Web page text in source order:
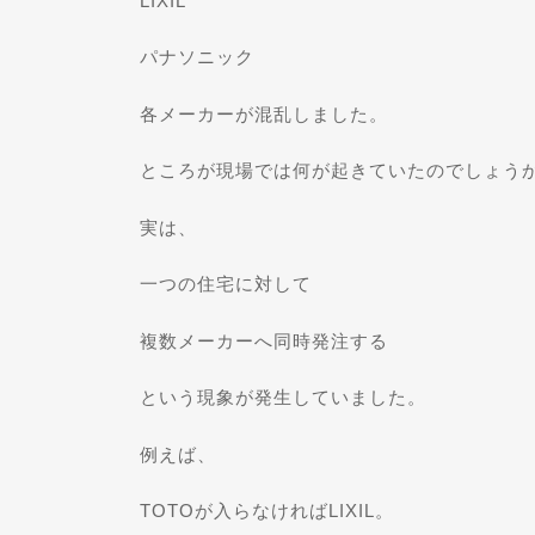
パナソニック
各メーカーが混乱しました。
ところが現場では何が起きていたのでしょう
実は、
一つの住宅に対して
複数メーカーへ同時発注する
という現象が発生していました。
例えば、
TOTOが入らなければLIXIL。